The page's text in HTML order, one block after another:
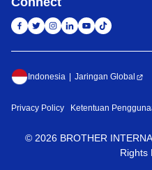
Indonesia Jaringan Global
Privacy Policy Ketentuan
© 2026 BROTHER
Rights